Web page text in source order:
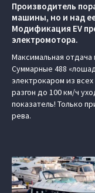
Производитель
машины, но и над
Модификация EV
электромотора.
Максимальная отдача
Суммарные 488
электрокаром из
разгон до 100 км/ч
показатель! Только
рева.